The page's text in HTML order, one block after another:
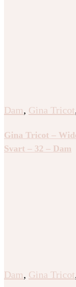
Dam, Gina Tricot
Gina Tricot –
Svart – 32 – Dam
Dam, Gina Tricot